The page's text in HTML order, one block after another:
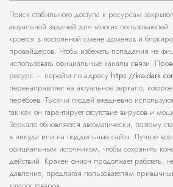
Поиск стабильного доступа к ресурсам
актуальной задачей для многих
кроется в постоянной смене доменов и
провайдеров. Чтобы избежать попадания на
использовать официальные каналы связи.
ресурс – перейти по адресу https://kra-
перенаправляет на актуальное зеркало,
перебоев. Тысячи людей ежедневно
так как он гарантирует отсутствие вирусов и
Зеркало обновляется автоматически, поэтому
в никуда или на поддельные сайты. Лучше
официальным источником, чтобы сохранить
действий. Кракен онион продолжает работать,
давление, предлагая пользователям